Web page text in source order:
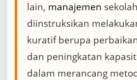
u
a
t
a
K
r
lain, manajemen sekolah
diinstruksikan
kuratif berupa
dan peningkatan
dalam merancang